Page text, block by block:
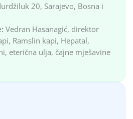
20, Sarajevo, Bosna i
Vedran Hasanagić, direktor
Ramslin kapi, Hepatal,
eterična ulja, čajne mješavine